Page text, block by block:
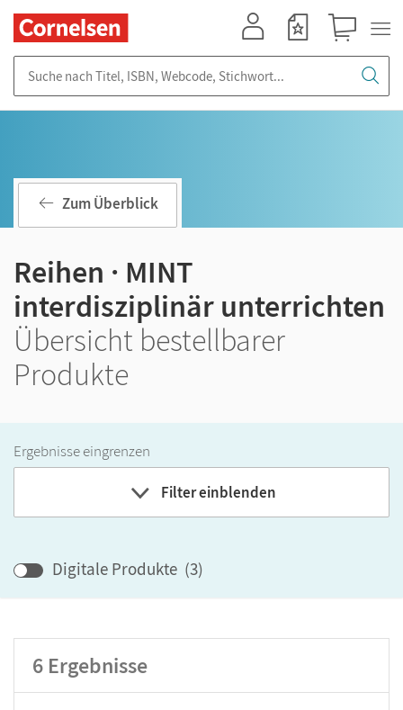
Zum Überblick
Reihen · MINT
interdisziplinär unterrichten
Übersicht bestellbarer
Produkte
Ergebnisse eingrenzen
Filter einblenden
Klassenstufe
Digitale Produkte (3)
6 Ergebnisse